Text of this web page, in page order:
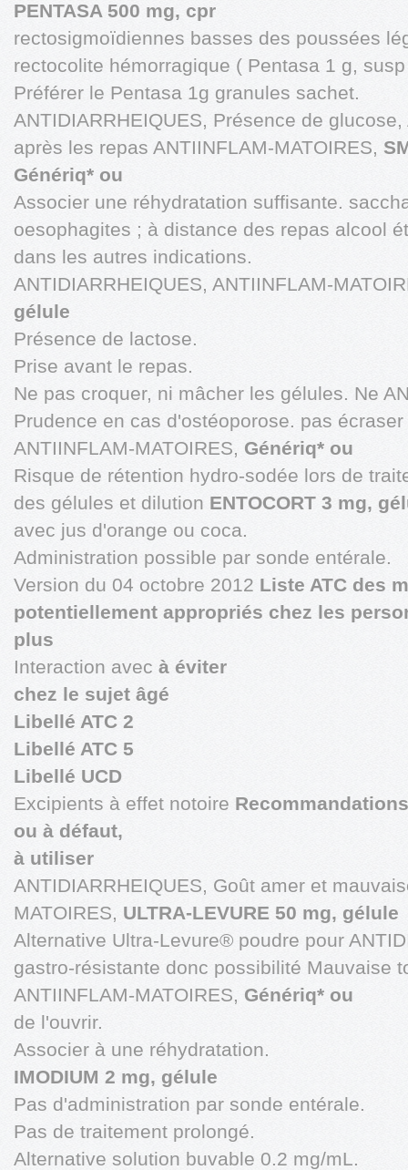
PENTASA 500 mg, cpr
rectosigmoïdiennes basses des poussées
rectocolite hémorragique ( Pentasa 1 g,
Préférer le Pentasa 1g granules sachet.
ANTIDIARRHEIQUES, Présence de
après les repas ANTIINFLAM-MATOIRES,
Génériq* ou
Associer une réhydratation suffisante.
oesophagites ; à distance des repas alcool
dans les autres indications.
ANTIDIARRHEIQUES, ANTIINFLAM-
gélule
Présence de lactose.
Prise avant le repas.
Ne pas croquer, ni mâcher les gélules. Ne
Prudence en cas d'ostéoporose. pas
ANTIINFLAM-MATOIRES, Génériq* ou
Risque de rétention hydro-sodée lors de
des gélules et dilution ENTOCORT 3 mg,
avec jus d'orange ou coca.
Administration possible par sonde entérale.
Version du 04 octobre 2012 Liste ATC des
potentiellement appropriés chez les
plus
Interaction avec à éviter
chez le sujet âgé
Libellé ATC 2
Libellé ATC 5
Libellé UCD
Excipients à effet notoire
ou à défaut,
à utiliser
ANTIDIARRHEIQUES, Goût amer et
MATOIRES, ULTRA-LEVURE 50 mg, gélule
Alternative Ultra-Levure® poudre pour
gastro-résistante donc possibilité Mauvaise
ANTIINFLAM-MATOIRES, Génériq* ou
de l'ouvrir.
Associer à une réhydratation.
IMODIUM 2 mg, gélule
Pas d'administration par sonde entérale.
Pas de traitement prolongé.
Alternative solution buvable 0.2 mg/mL.